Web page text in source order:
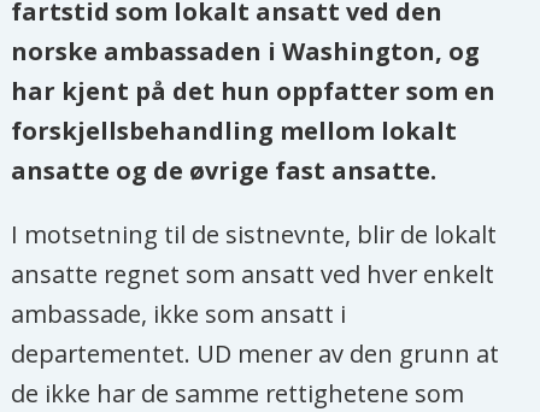
fartstid som lokalt ansatt ved den
norske ambassaden i Washington, og
har kjent på det hun oppfatter som en
forskjellsbehandling mellom lokalt
ansatte og de øvrige fast ansatte.
I motsetning til de sistnevnte, blir de lokalt
ansatte regnet som ansatt ved hver enkelt
ambassade, ikke som ansatt i
departementet. UD mener av den grunn at
de ikke har de samme rettighetene som